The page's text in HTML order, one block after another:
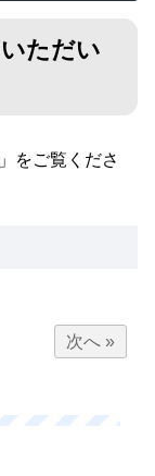
ただい
」をご覧くださ
次へ »